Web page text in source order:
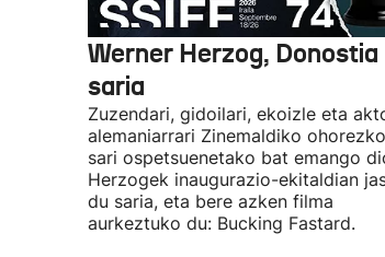
Werner Herzog, Donostia
saria
Zuzendari, gidoilari, ekoizle eta
alemaniarrari Zinemaldiko ohorezko
sari ospetsuenetako bat emango
Herzogek inaugurazio-ekitaldian
du saria, eta bere azken filma
aurkeztuko du: Bucking Fastard.